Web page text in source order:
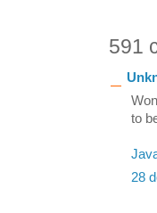
591
to
28